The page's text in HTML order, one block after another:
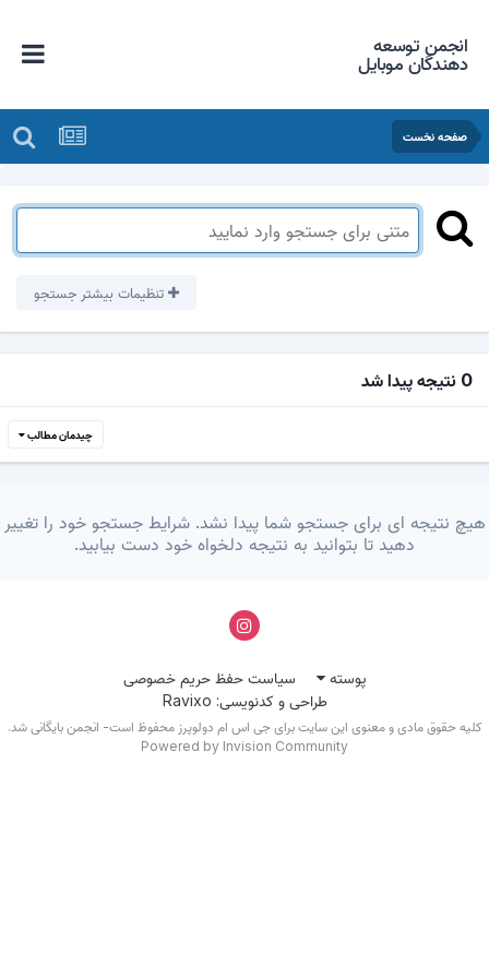
انجمن توسعه
دهندگان موبایل
صفحه نخست
تنظیمات بیشتر جستجو
0 نتیجه پیدا شد
چیدمان مطالب
نتیجه ای برای جستجو شما پیدا نشد. شرایط جستجو خود را تغییر
دهید تا بتوانید به نتیجه دلخواه خود دست بیابید.
پوسته
سیاست حفظ حریم خصوصی
طراحی و کدنویسی: Ravixo
کلیه حقوق مادی و معنوی این سایت برای جی اس ام دولوپرز محفوظ است- انجمن بایگانی شد.
Powered by Invision Community